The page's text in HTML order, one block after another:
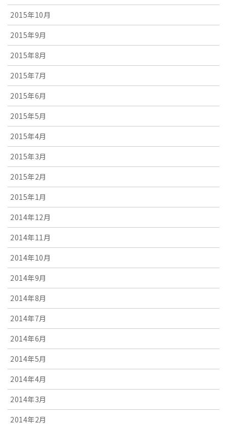
2015年10月
2015年9月
2015年8月
2015年7月
2015年6月
2015年5月
2015年4月
2015年3月
2015年2月
2015年1月
2014年12月
2014年11月
2014年10月
2014年9月
2014年8月
2014年7月
2014年6月
2014年5月
2014年4月
2014年3月
2014年2月